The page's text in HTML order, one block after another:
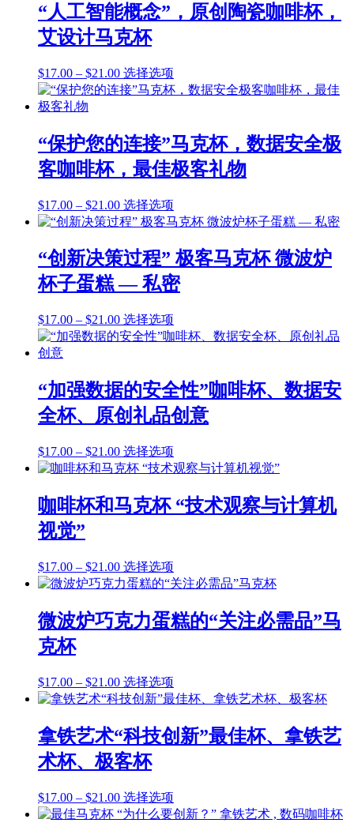
“人工智能概念”，原创陶瓷咖啡杯，
艾设计马克杯
$17.00 – $21.00价
格
$17.00
至
$21.00
选择选项
产
多
种
变
在
品
页
面
择
选
项
“保护您的连接”马克杯，数据安全极
客咖啡杯，最佳极客礼物
$17.00 – $21.00价
格
围：
$17.00
至
选择选项
产
有
多
种
可
品
页
面
择
些
选
“创新决策过程” 极客马克杯 微波炉
杯子蛋糕 — 私密
$17.00 – $21.00价
格
$17.00
至
$21.00
选择选项
产
多
种
变
在
品
页
择
些
选
“加强数据的安全性”咖啡杯、数据安
全杯、原创礼品创意
$17.00 – $21.00价
格
围：
$17.00
选择选项
产
有
多
可
产
品
选
这
些
咖啡杯和马克杯 “技术观察与计算机
视觉”
$17.00 – $21.00价
格
围：
$17.00
选择选项
产
有
多
可
产
品
选
微波炉巧克力蛋糕的“关注必需品”马
克杯
$17.00 – $21.00价
格
围：
$17.00
至
选择选项
产
有
多
可
拿铁艺术“科技创新”最佳杯、拿铁艺
术杯、极客杯
$17.00 – $21.00价
格
选择选项
产